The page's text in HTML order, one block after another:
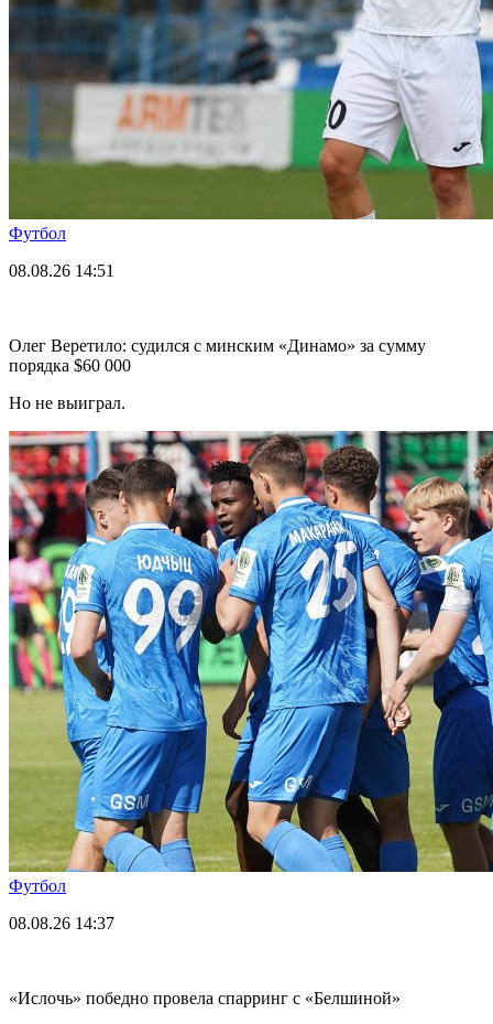
Футбол
08.08.26 14:51
Олег Веретило: судился с минским «Динамо» за сумму
порядка $60 000
Но не выиграл.
Футбол
08.08.26 14:37
«Ислочь» победно провела спарринг с «Белшиной»